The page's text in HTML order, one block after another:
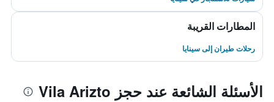
المطارات القريبة
رحلات طيران إلى سينايا
الأسئلة الشائعة عند حجز Vila Arizto